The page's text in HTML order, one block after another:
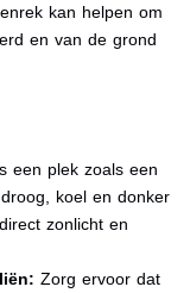
kan helpen om
en van de grond
een plek zoals een
koel en donker
zonlicht en
Zorg ervoor dat